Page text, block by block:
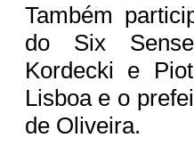
Também
do Six
Kordecki e
Lisboa e o
de Oliveira.